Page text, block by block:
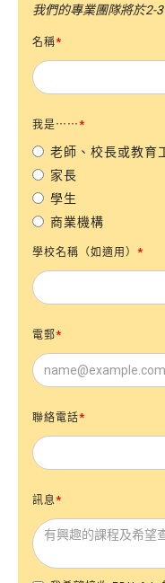
我們的專業團隊將於2-
名稱*
我是⋯⋯*
老師、校長或教育
家長
學生
商業機構
學校名稱（如適用） *
電郵*
聯絡電話*
訊息*